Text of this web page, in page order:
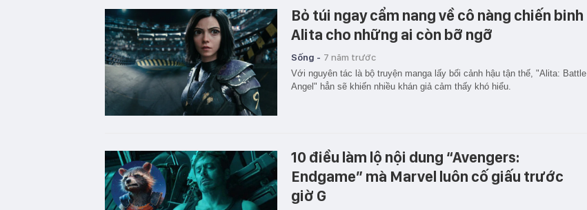
Bỏ túi ngay cẩm nang về cô nàng chiến binh
Alita cho những ai còn bỡ ngỡ
Sống - 7 năm trước
Với nguyên tác là bộ truyện manga lấy bối cảnh hậu tận thế, "Alita: Battle
Angel" hẳn sẽ khiến nhiều khán giả cảm thấy khó hiểu.
10 điều làm lộ nội dung “Avengers:
Endgame” mà Marvel luôn cố giấu trước
giờ G